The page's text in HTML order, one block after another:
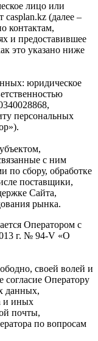
лицо или
casplan.kz (далее –
контактам,
и предоставившее
это указано ниже
юридическое
персональных
с ним
по сбору, обработке
поставщики,
Сайта,
рынка.
Оператором с
г. № 94-V «О
своей волей и
согласие Оператору
данных,
и иных
почты,
по вопросам